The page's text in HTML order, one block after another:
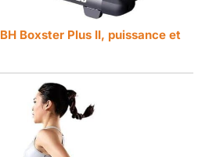
Boxster Plus II, puissance et